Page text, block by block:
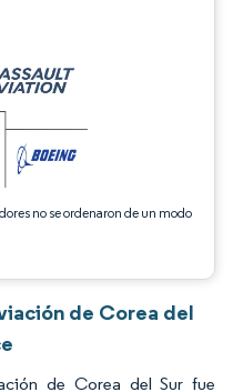
no se ordenaron de un modo
atribución según CC BY 4.0.
de Corea del
de Corea del Sur fue